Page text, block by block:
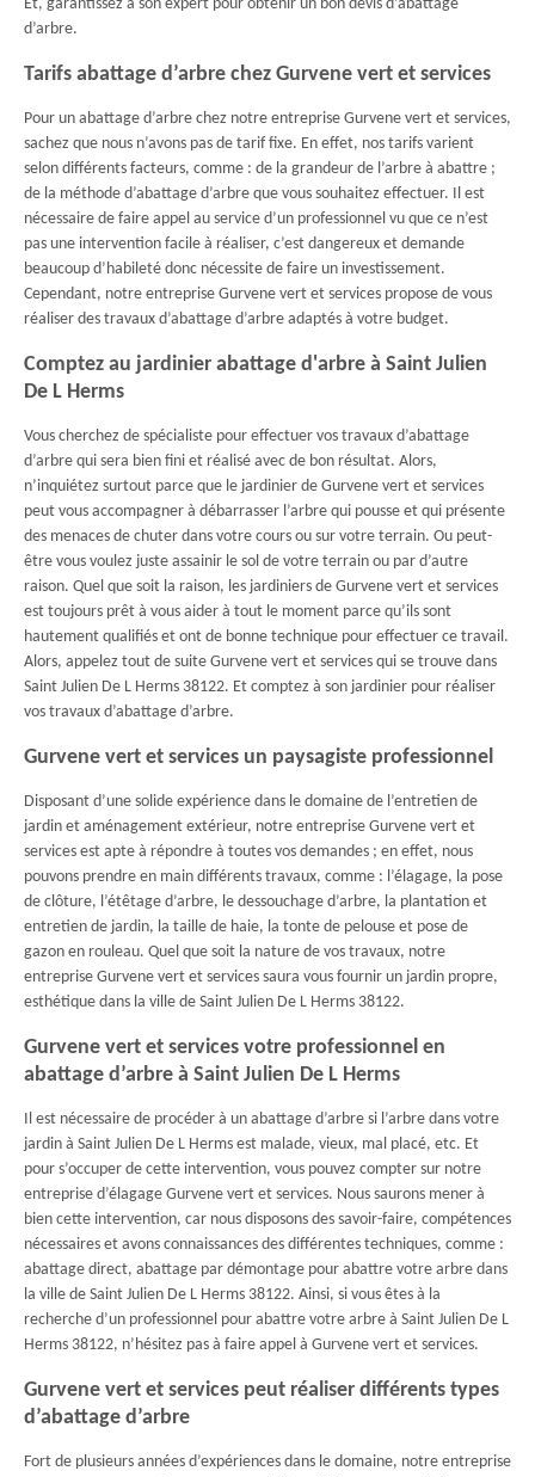
Et, garantissez à son expert pour obtenir un bon devis d’abattage
d’arbre.
Tarifs abattage d’arbre chez Gurvene vert et services
Pour un abattage d’arbre chez notre entreprise Gurvene vert et services,
sachez que nous n’avons pas de tarif fixe. En effet, nos tarifs varient
selon différents facteurs, comme : de la grandeur de l’arbre à abattre ;
de la méthode d’abattage d’arbre que vous souhaitez effectuer. Il est
nécessaire de faire appel au service d’un professionnel vu que ce n’est
pas une intervention facile à réaliser, c’est dangereux et demande
beaucoup d’habileté donc nécessite de faire un investissement.
Cependant, notre entreprise Gurvene vert et services propose de vous
réaliser des travaux d’abattage d’arbre adaptés à votre budget.
Comptez au jardinier abattage d'arbre à Saint Julien
De L Herms
Vous cherchez de spécialiste pour effectuer vos travaux d’abattage
d’arbre qui sera bien fini et réalisé avec de bon résultat. Alors,
n’inquiétez surtout parce que le jardinier de Gurvene vert et services
peut vous accompagner à débarrasser l’arbre qui pousse et qui présente
des menaces de chuter dans votre cours ou sur votre terrain. Ou peut-
être vous voulez juste assainir le sol de votre terrain ou par d’autre
raison. Quel que soit la raison, les jardiniers de Gurvene vert et services
est toujours prêt à vous aider à tout le moment parce qu’ils sont
hautement qualifiés et ont de bonne technique pour effectuer ce travail.
Alors, appelez tout de suite Gurvene vert et services qui se trouve dans
Saint Julien De L Herms 38122. Et comptez à son jardinier pour réaliser
vos travaux d’abattage d’arbre.
Gurvene vert et services un paysagiste professionnel
Disposant d’une solide expérience dans le domaine de l’entretien de
jardin et aménagement extérieur, notre entreprise Gurvene vert et
services est apte à répondre à toutes vos demandes ; en effet, nous
pouvons prendre en main différents travaux, comme : l’élagage, la pose
de clôture, l’étêtage d’arbre, le dessouchage d’arbre, la plantation et
entretien de jardin, la taille de haie, la tonte de pelouse et pose de
gazon en rouleau. Quel que soit la nature de vos travaux, notre
entreprise Gurvene vert et services saura vous fournir un jardin propre,
esthétique dans la ville de Saint Julien De L Herms 38122.
Gurvene vert et services votre professionnel en
abattage d’arbre à Saint Julien De L Herms
Il est nécessaire de procéder à un abattage d’arbre si l’arbre dans votre
jardin à Saint Julien De L Herms est malade, vieux, mal placé, etc. Et
pour s’occuper de cette intervention, vous pouvez compter sur notre
entreprise d’élagage Gurvene vert et services. Nous saurons mener à
bien cette intervention, car nous disposons des savoir-faire, compétences
nécessaires et avons connaissances des différentes techniques, comme :
abattage direct, abattage par démontage pour abattre votre arbre dans
la ville de Saint Julien De L Herms 38122. Ainsi, si vous êtes à la
recherche d’un professionnel pour abattre votre arbre à Saint Julien De L
Herms 38122, n’hésitez pas à faire appel à Gurvene vert et services.
Gurvene vert et services peut réaliser différents types
d’abattage d’arbre
Fort de plusieurs années d’expériences dans le domaine, notre entreprise